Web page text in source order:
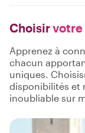
Choisirvotre
Apprenez à
chacun
uniques.
disponibilités et
inoubliable sur